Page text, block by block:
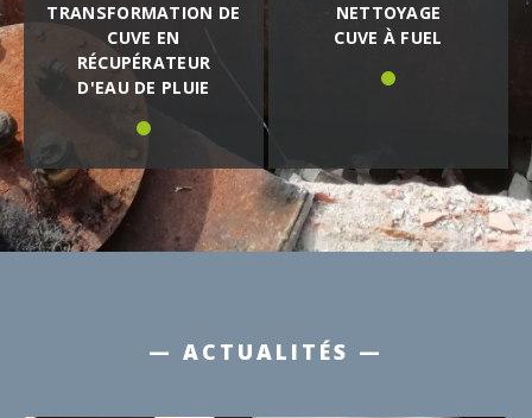
TRANSFORMATION DE
CUVE EN
RÉCUPÉRATEUR
D'EAU DE PLUIE
NETTOYAGE
CUVE À FUEL
— ACTUALITÉS —